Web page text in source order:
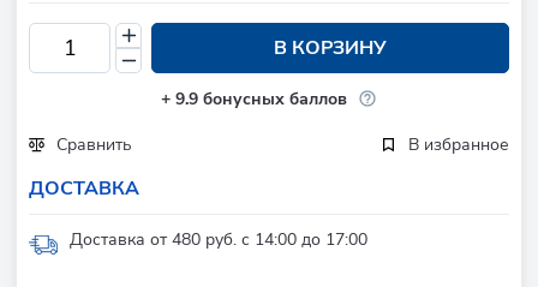
В КОРЗИНУ
+ 9.9 бонусных баллов
Сравнить
В избранное
ДОСТАВКА
Доставка от 480 руб. с 14:00 до 17:00